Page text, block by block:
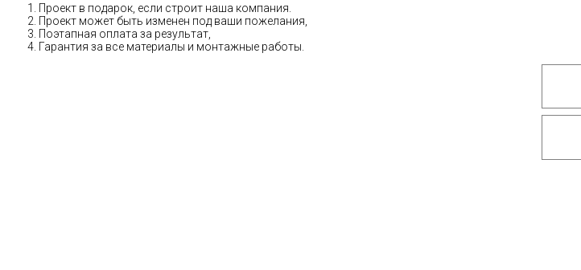
Проект в подарок, если строит наша компания.
Проект может быть изменен под ваши пожелания,
Поэтапная оплата за результат,
Гарантия за все материалы и монтажные работы.